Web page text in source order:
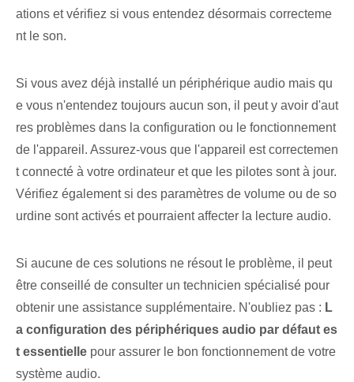
ations et vérifiez si vous entendez désormais correcteme
nt le son.
Si vous avez déjà installé un périphérique audio mais qu
e vous n'entendez toujours aucun son, il peut y avoir d'aut
res problèmes dans la configuration ou le fonctionnement
de l'appareil. Assurez-vous que l'appareil est correctemen
t connecté à votre ordinateur et que les pilotes sont à jour.
Vérifiez également si des paramètres de volume ou de so
urdine sont activés et pourraient affecter la lecture audio.
Si aucune de ces solutions ne résout le problème, il peut
être conseillé de consulter un technicien spécialisé pour
obtenir une assistance supplémentaire.⁤ N'oubliez pas : L
a configuration des périphériques audio par défaut es
t essentielle pour assurer le bon fonctionnement de votre
système audio.